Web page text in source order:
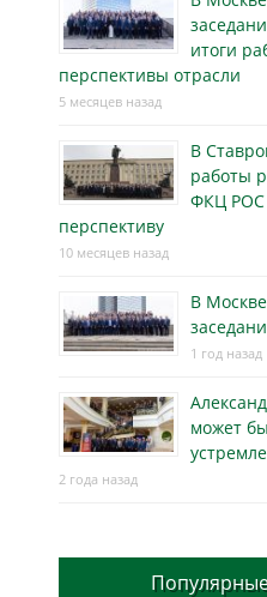
итоги
перспективы отрасли
5 месяцев назад
В
работы
ФКЦ РОС
перспективу
10 месяцев назад
В
1 год назад
может
2 года назад